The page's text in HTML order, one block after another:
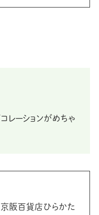
レーションがめちゃ
阪百貨店ひらかた